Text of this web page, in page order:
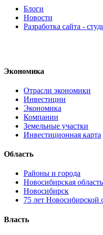
Блоги
Новости
Разработка сайта -
Экономика
Отрасли экономики
Инвестиции
Экономика
Компании
Земельные участки
Инвестиционная карта
Область
Районы и города
Новосибирская область
Новосибирск
75 лет Новосибирской
Власть